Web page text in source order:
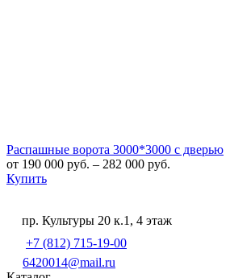
Распашные ворота 3000*3000 с дверью
от 190 000 руб. – 282 000 руб.
Купить
пр. Культуры 20 к.1, 4 этаж
+7 (812) 715-19-00
6420014@mail.ru